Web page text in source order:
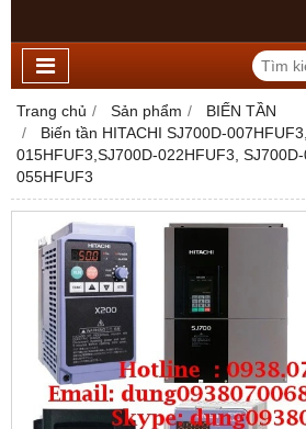
Trang chủ Sản phẩm
BIẾN TẦN
Biến tần HITACHI SJ700D-
015HFUF3,SJ700D-022HFUF3,
055HFUF3